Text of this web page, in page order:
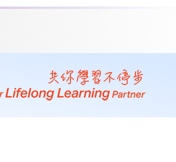
面